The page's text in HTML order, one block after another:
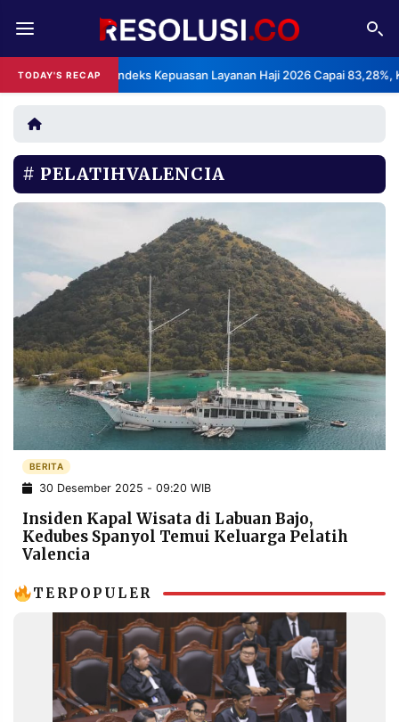
TODAY'S RECAP
BPS: Indeks Kepuasan Layanan Haji 2026 Capai 83,28%,
REDAKSI TENTANG
RESOLUSI IKLAN
RUBRIKASI
EDITORIAL AKSARA
PERSONA
DAERAH NASIONAL
MANCA SPORT
INFORMASI
PRIVACY
POLICY
BERITA
WARGA
INFORMASI
IKLAN
KIRIM
PENGADUAN TERM
OF
SERVICE
IKUTI
PELATIHVALENCIA
BERITA
30 Desember 2025 - 09:20 WIB
Insiden Kapal Wisata di Labuan Bajo,
Kedubes Spanyol Temui Keluarga Pelatih
Valencia
TERPOPULER